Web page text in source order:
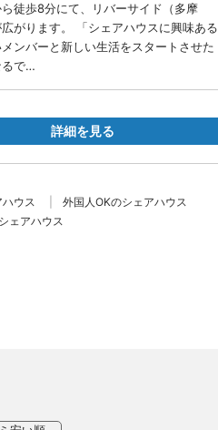
徒歩8分にて、リバーサイド（多摩
がります。 「シェアハウスに興味ある
ンバーと新しい生活をスタートさせた
るで…
詳細を見る
ウス
外国人OKのシェアハウス
ェアハウス